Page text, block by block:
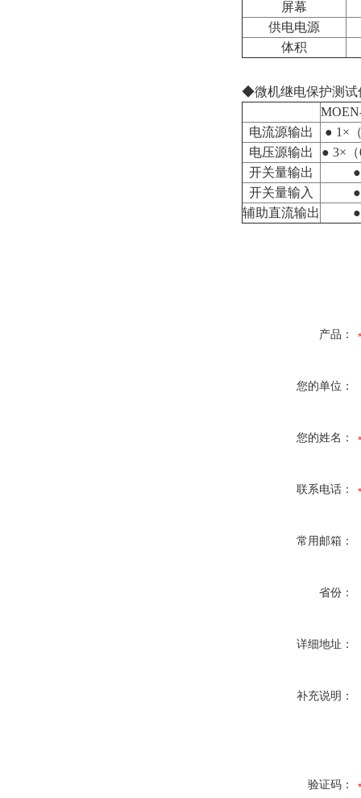
屏幕
供电电源
体积
◆微机继电保护测试
电流源输出
● 1×
电压源输出
● 3×
开关量输出
开关量输入
辅助直流输出
产品：
您的单位：
您的姓名：
联系电话：
常用邮箱：
省份：
详细地址：
补充说明：
验证码：